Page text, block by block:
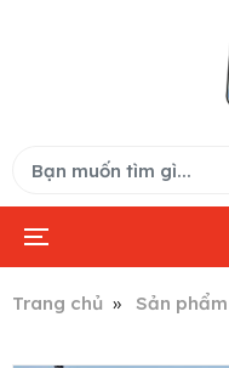
Trang chủ Sản phẩm